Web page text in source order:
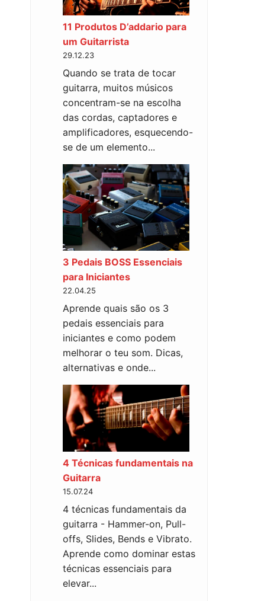
11 Produtos D’addario para
um Guitarrista
29.12.23
Quando se trata de tocar
guitarra, muitos músicos
concentram-se na escolha
das cordas, captadores e
amplificadores, esquecendo-
se de um elemento...
3 Pedais BOSS Essenciais
para Iniciantes
22.04.25
Aprende quais são os 3
pedais essenciais para
iniciantes e como podem
melhorar o teu som. Dicas,
alternativas e onde...
4 Técnicas fundamentais na
Guitarra
15.07.24
4 técnicas fundamentais da
guitarra - Hammer-on, Pull-
offs, Slides, Bends e Vibrato.
Aprende como dominar estas
técnicas essenciais para
elevar...